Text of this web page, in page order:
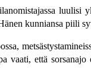
luulisi
kunniansa piili
vaati, että